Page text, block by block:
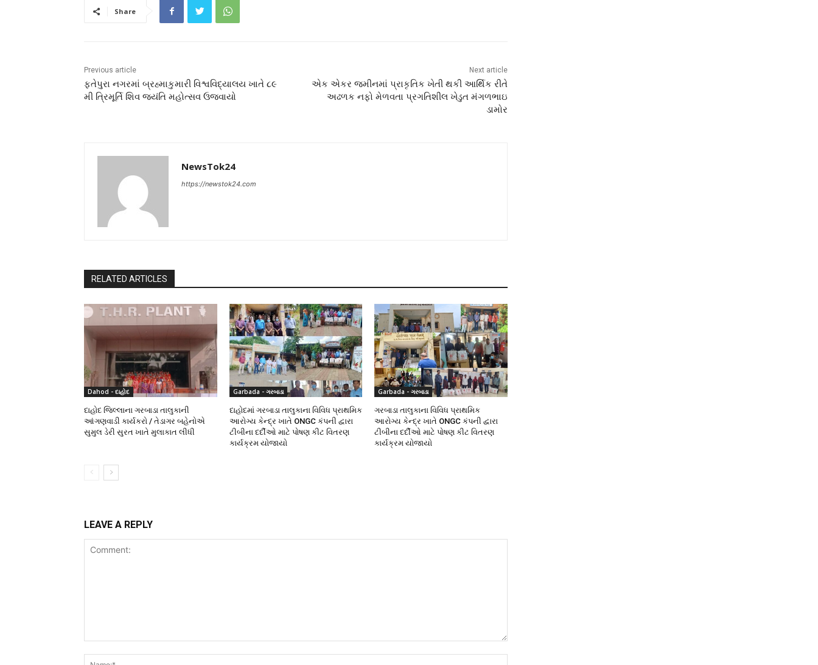
Share
Previous article
ફતેપુરા નગરમાં બ્રહ્માકુમારી વિશ્વવિદ્યાલય ખાતે ૮૯
મી ત્રિમૂર્તિ શિવ જયંતિ મહોત્સવ ઉજવાયો
Next article
એક એકર જમીનમાં પ્રાકૃતિક ખેતી થકી આર્થિક રીતે
અઢળક નફો મેળવતા પ્રગતિશીલ ખેડુત મંગળભાઇ
ડામોર
NewsTok24
https://newstok24.com
RELATED ARTICLES
Dahod - દાહોદ
દાહોદ જિલ્લાના ગરબાડા તાલુકાની
આંગણવાડી કાર્યકરો / તેડાગર બહેનોએ
સુમુલ ડેરી સુરત ખાતે મુલાકાત લીધી
Garbada - ગરબાડા
દાહોદમાં ગરબાડા તાલુકાના વિવિધ પ્રાથમિક
આરોગ્ય કેન્દ્ર ખાતે ONGC કંપની દ્વારા
ટીબીના દર્દીઓ માટે પોષણ કીટ વિતરણ
કાર્યક્રમ યોજાયો
Garbada - ગરબાડા
ગરબાડા તાલુકાના વિવિધ પ્રાથમિક
આરોગ્ય કેન્દ્ર ખાતે ONGC કંપની દ્વારા
ટીબીના દર્દીઓ માટે પોષણ કીટ વિતરણ
કાર્યક્રમ યોજાયો
LEAVE A REPLY